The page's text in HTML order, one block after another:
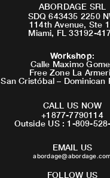
ABORDAGE SRL
SDQ 643435 2250
114th Avenue, Ste
Miami, FL 33192-
Workshop:
Calle Maximo
Free Zone La
San Cristóbal – Dominican
CALL US NOW
+1877-7790114
Outside US : 1-809-
EMAIL US
FOLLOW US